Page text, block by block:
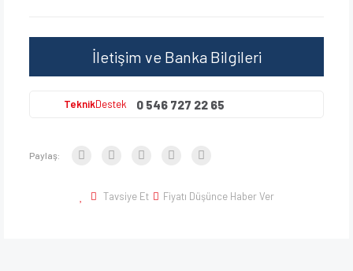
İletişim ve Banka Bilgileri
TeknikDestek 0 546 727 22 65
Paylaş:
Tavsiye Et Fiyatı Düşünce Haber Ver